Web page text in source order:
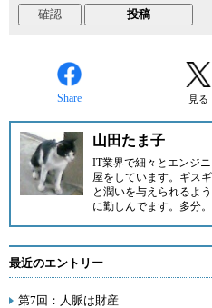
Share 見る
山田たま子
IT業界で細々とエンジ
屋をしています。ギス
と潤いを与えられるよ
に勤しんでます。多分。
最近のエントリー
第7回：人脈は財産